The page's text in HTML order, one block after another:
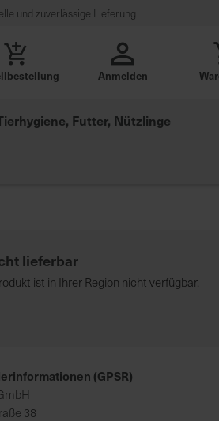
und zuverlässige Lieferung
Anmelden
Futter, Nützlinge
lieferbar
ist in Ihrer Region nicht verfügbar.
(GPSR)
38